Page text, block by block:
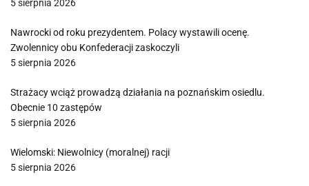
5 sierpnia 2026
Nawrocki od roku prezydentem. Polacy wystawili ocenę.
Zwolennicy obu Konfederacji zaskoczyli
5 sierpnia 2026
Strażacy wciąż prowadzą działania na poznańskim osiedlu.
Obecnie 10 zastępów
5 sierpnia 2026
Wielomski: Niewolnicy (moralnej) racji
5 sierpnia 2026